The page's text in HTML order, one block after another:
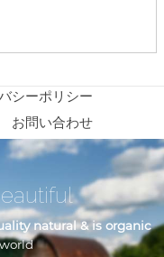
シーポリシー
お問い合わせ
natural & is organic